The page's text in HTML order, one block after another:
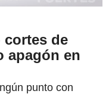
de
apagón en
punto con